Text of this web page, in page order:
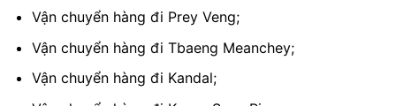
Vận chuyển hàng đi Prey Veng;
Vận chuyển hàng đi Tbaeng Meanchey;
Vận chuyển hàng đi Kandal;